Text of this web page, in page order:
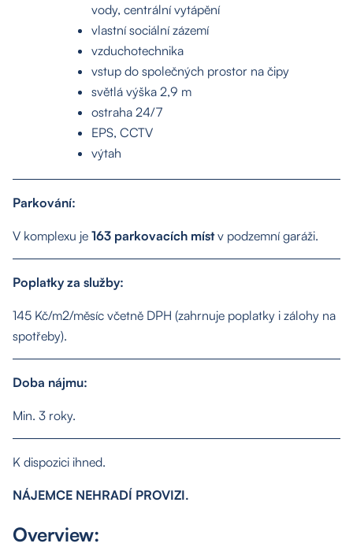
Properties
Services
Contact
vody, centrální vytápění
vlastní sociální zázemí
vzduchotechnika
vstup do společných prostor na čipy
světlá výška 2,9 m
ostraha 24/7
EPS, CCTV
výtah
Parkování:
V komplexu je 163 parkovacích místv podzemní garáži.
Poplatky za služby:
145 Kč/m2/měsíc včetně DPH (zahrnuje poplatky i zálohy na
spotřeby).
Doba nájmu:
Min. 3 roky.
K dispozici ihned.
NÁJEMCE NEHRADÍ PROVIZI.
Overview: